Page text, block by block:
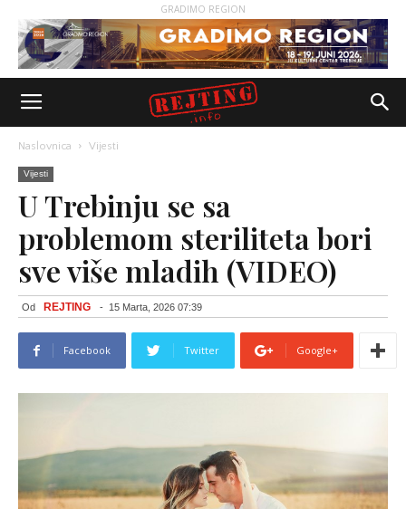
GRADIMO REGION
Naslovnica Vijesti
Vijesti
U Trebinju se sa
problemom steriliteta bori
sve više mladih (VIDEO)
Od REJTING - 15 Marta, 2026 07:39
Facebook Twitter Google+